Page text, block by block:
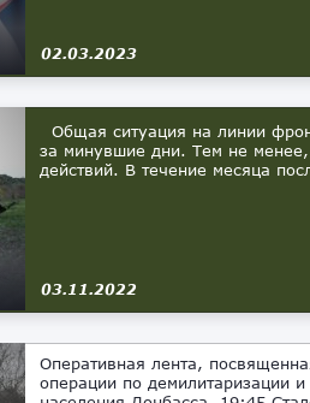
02.03.2023
Общая ситуация на линии
за минувшие дни. Тем не менее,
действий. В течение месяца
03.11.2022
Оперативная лента,
операции по демилитаризации